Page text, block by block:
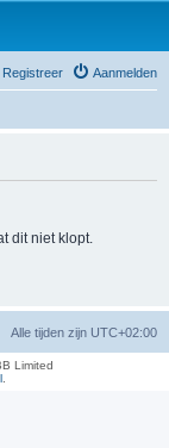
Aanmelden
Registreer
dit niet klopt.
Alle tijden zijn UTC+02:00
Limited